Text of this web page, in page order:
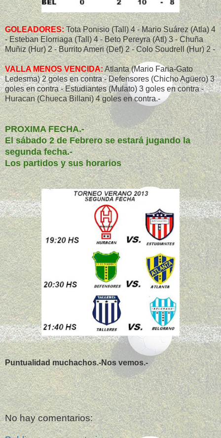
GOLEADORES:Tota Ponisio (Tall) 4 - Mario Suárez (Atla) 4
- Esteban Elorriaga (Tall) 4 - Beto Pereyra (Atl) 3 - Chuña
Muñiz (Hur) 2 - Burrito Ameri (Def) 2 - Colo Soudrell (Hur) 2 -
VALLA MENOS VENCIDA:Atlanta (Mario Faria-Gato
Ledesma) 2 goles en contra - Defensores (Chicho Agüero) 3
goles en contra - Estudiantes (Mulato) 3 goles en contra -
Huracan (Chueca Billani) 4 goles en contra.-
PROXIMA FECHA.-
El sábado 2 de Febrero se estará jugando la
segunda fecha.-
Los partidos y sus horarios
Puntualidad muchachos.-Nos vemos.-
No hay comentarios: